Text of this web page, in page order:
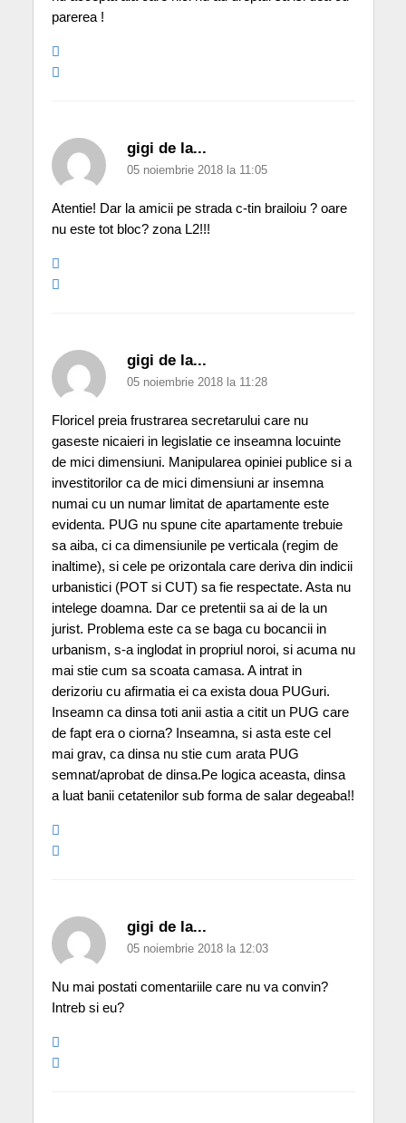
parerea !
gigi de la...
05 noiembrie 2018 la 11:05
Atentie! Dar la amicii pe strada c-tin brailoiu ? oare
nu este tot bloc? zona L2!!!
gigi de la...
05 noiembrie 2018 la 11:28
Floricel preia frustrarea secretarului care nu
gaseste nicaieri in legislatie ce inseamna locuinte
de mici dimensiuni. Manipularea opiniei publice si a
investitorilor ca de mici dimensiuni ar insemna
numai cu un numar limitat de apartamente este
evidenta. PUG nu spune cite apartamente trebuie
sa aiba, ci ca dimensiunile pe verticala (regim de
inaltime), si cele pe orizontala care deriva din indicii
urbanistici (POT si CUT) sa fie respectate. Asta nu
intelege doamna. Dar ce pretentii sa ai de la un
jurist. Problema este ca se baga cu bocancii in
urbanism, s-a inglodat in propriul noroi, si acuma nu
mai stie cum sa scoata camasa. A intrat in
derizoriu cu afirmatia ei ca exista doua PUGuri.
Inseamn ca dinsa toti anii astia a citit un PUG care
de fapt era o ciorna? Inseamna, si asta este cel
mai grav, ca dinsa nu stie cum arata PUG
semnat/aprobat de dinsa.Pe logica aceasta, dinsa
a luat banii cetatenilor sub forma de salar degeaba!!
gigi de la...
05 noiembrie 2018 la 12:03
Nu mai postati comentariile care nu va convin?
Intreb si eu?